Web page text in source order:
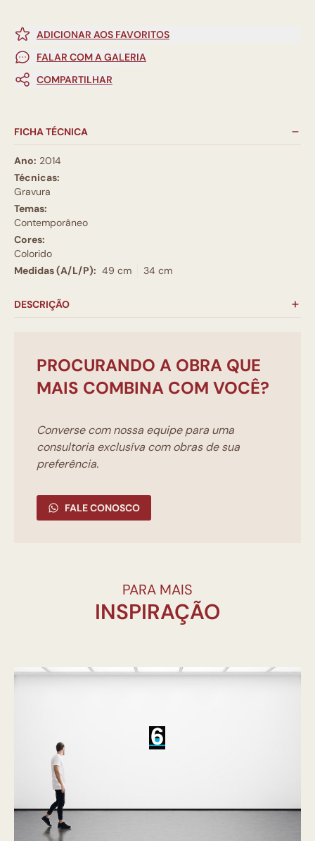
ADICIONAR AOS FAVORITOS
FALAR COM A GALERIA
COMPARTILHAR
FICHA TÉCNICA
Ano: 2014
Técnicas:
Gravura
Temas:
Contemporâneo
Cores:
Colorido
Medidas (A/L/P): 49 cm 34 cm
DESCRIÇÃO
PROCURANDO A OBRA QUE
MAIS COMBINA COM VOCÊ?
Converse com nossa equipe para uma
consultoria exclusíva com obras de sua
preferência.
FALE CONOSCO
PARA MAIS
INSPIRAÇÃO